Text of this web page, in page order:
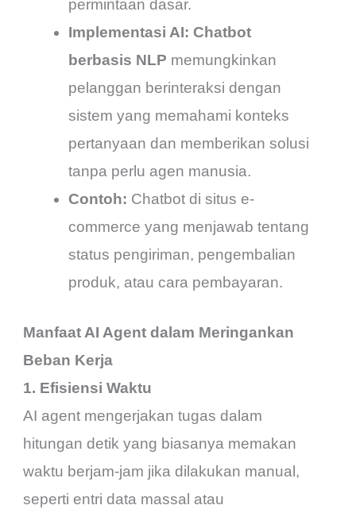
permintaan dasar.
Implementasi AI: Chatbot
berbasis NLP memungkinkan
pelanggan berinteraksi dengan
sistem yang memahami konteks
pertanyaan dan memberikan solusi
tanpa perlu agen manusia.
Contoh: Chatbot di situs e-
commerce yang menjawab tentang
status pengiriman, pengembalian
produk, atau cara pembayaran.
Manfaat AI Agent dalam Meringankan
Beban Kerja
1. Efisiensi Waktu
AI agent mengerjakan tugas dalam
hitungan detik yang biasanya memakan
waktu berjam-jam jika dilakukan manual,
seperti entri data massal atau